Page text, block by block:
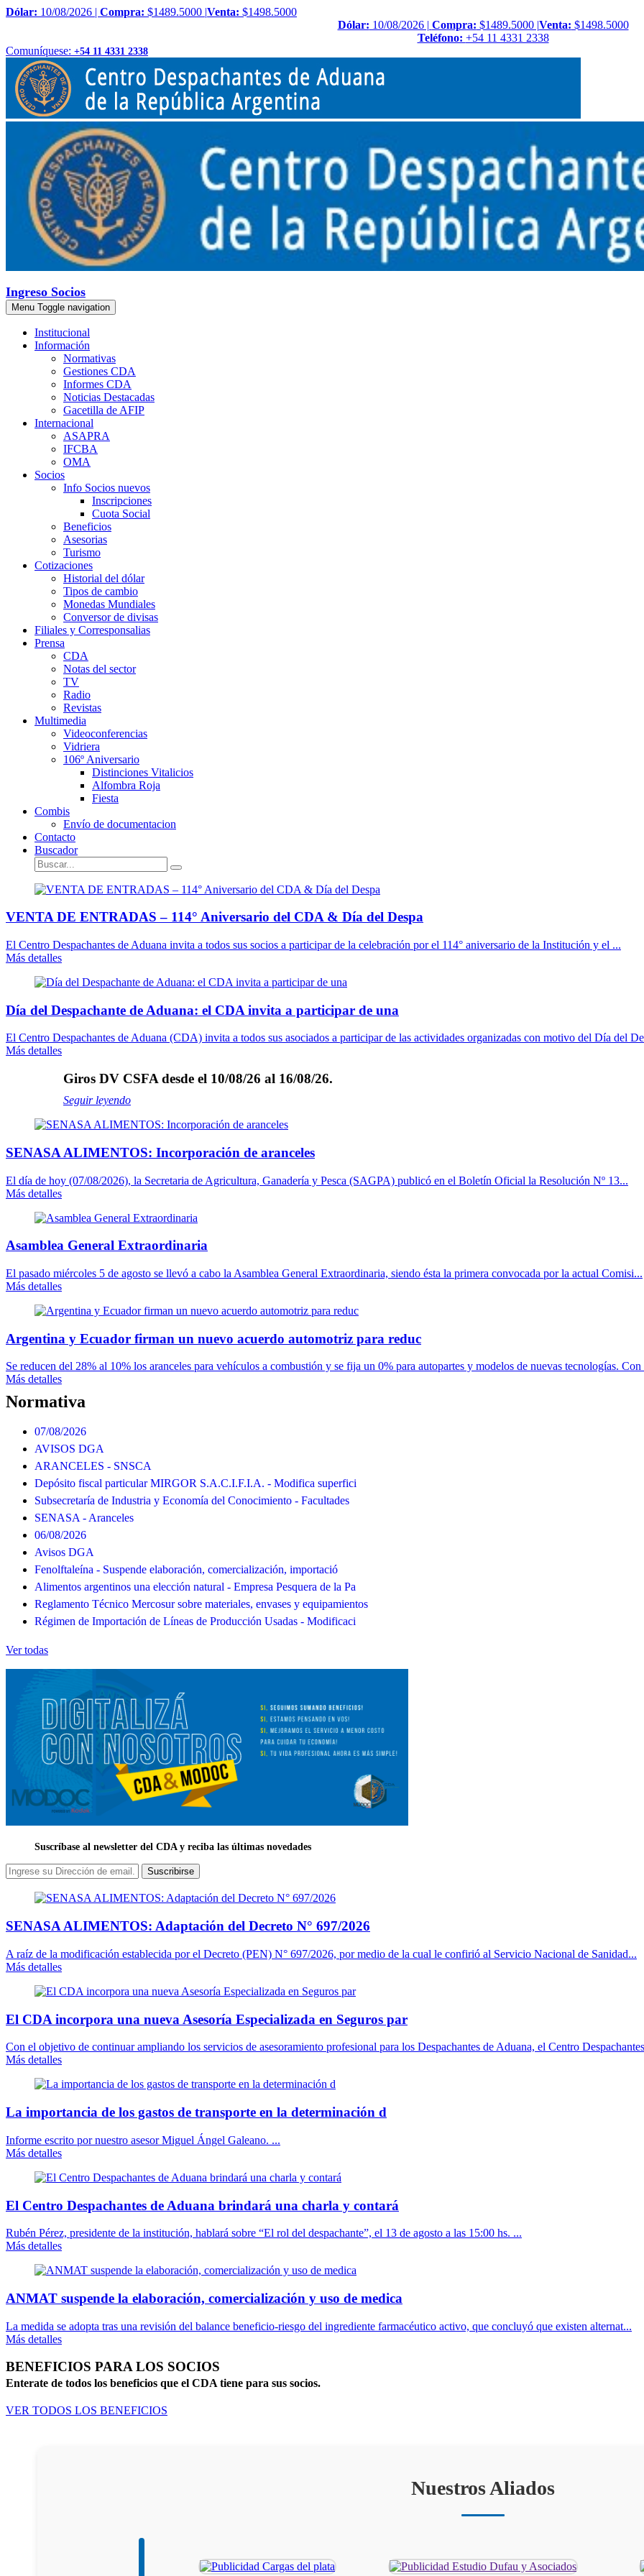
Dólar: 10/08/2026 | Compra: $1489.5000 |Venta: $1498.5000
Dólar: 10/08/2026 | Compra: $1489.5000 |Venta: $1498.5000
Teléfono: +54 11 4331 2338
Comuníquese: +54 11 4331 2338
Ingreso Socios
Menu Toggle navigation
Institucional
Información
Normativas
Gestiones CDA
Informes CDA
Noticias Destacadas
Gacetilla de AFIP
Internacional
ASAPRA
IFCBA
OMA
Socios
Info Socios nuevos
Inscripciones
Cuota Social
Beneficios
Asesorias
Turismo
Cotizaciones
Historial del dólar
Tipos de cambio
Monedas Mundiales
Conversor de divisas
Filiales y Corresponsalias
Prensa
CDA
Notas del sector
TV
Radio
Revistas
Multimedia
Videoconferencias
Vidriera
106º Aniversario
Distinciones Vitalicios
Alfombra Roja
Fiesta
Combis
Envío de documentacion
Contacto
Buscador
VENTA DE ENTRADAS – 114° Aniversario del CDA & Día del Despa
El Centro Despachantes de Aduana invita a todos sus socios a participar de la celebración por el 114° aniversario de la Institución y el ...
Más detalles
Día del Despachante de Aduana: el CDA invita a participar de una
El Centro Despachantes de Aduana (CDA) invita a todos sus asociados a participar de las actividades organizadas con motivo del Día del
Más detalles
Giros DV CSFA desde el 10/08/26 al 16/08/26.
Seguir leyendo
SENASA ALIMENTOS: Incorporación de aranceles
El día de hoy (07/08/2026), la Secretaria de Agricultura, Ganadería y Pesca (SAGPA) publicó en el Boletín Oficial la Resolución Nº 13...
Más detalles
Asamblea General Extraordinaria
El pasado miércoles 5 de agosto se llevó a cabo la Asamblea General Extraordinaria, siendo ésta la primera convocada por la actual Comisi...
Más detalles
Argentina y Ecuador firman un nuevo acuerdo automotriz para reduc
Se reducen del 28% al 10% los aranceles para vehículos a combustión y se fija un 0% para autopartes y modelos de nuevas tecnologías. Con
Más detalles
Normativa
07/08/2026
AVISOS DGA
ARANCELES - SNSCA
Depósito fiscal particular MIRGOR S.A.C.I.F.I.A. - Modifica superfici
Subsecretaría de Industria y Economía del Conocimiento - Facultades
SENASA - Aranceles
06/08/2026
Avisos DGA
Fenolftaleína - Suspende elaboración, comercialización, importació
Alimentos argentinos una elección natural - Empresa Pesquera de la Pa
Reglamento Técnico Mercosur sobre materiales, envases y equipamientos
Régimen de Importación de Líneas de Producción Usadas - Modificaci
Ver todas
Suscríbase al newsletter del CDA y reciba las últimas novedades
Suscribirse
SENASA ALIMENTOS: Adaptación del Decreto N° 697/2026
A raíz de la modificación establecida por el Decreto (PEN) N° 697/2026, por medio de la cual le confirió al Servicio Nacional de Sanidad...
Más detalles
El CDA incorpora una nueva Asesoría Especializada en Seguros par
Con el objetivo de continuar ampliando los servicios de asesoramiento profesional para los Despachantes de Aduana, el Centro
Más detalles
La importancia de los gastos de transporte en la determinación d
Informe escrito por nuestro asesor Miguel Ángel Galeano. ...
Más detalles
El Centro Despachantes de Aduana brindará una charla y contará
Rubén Pérez, presidente de la institución, hablará sobre “El rol del despachante”, el 13 de agosto a las 15:00 hs. ...
Más detalles
ANMAT suspende la elaboración, comercialización y uso de medica
La medida se adopta tras una revisión del balance beneficio-riesgo del ingrediente farmacéutico activo, que concluyó que existen alternat...
Más detalles
BENEFICIOS PARA LOS SOCIOS
Enterate de todos los beneficios que el CDA tiene para sus socios.
VER TODOS LOS BENEFICIOS
Nuestros Aliados